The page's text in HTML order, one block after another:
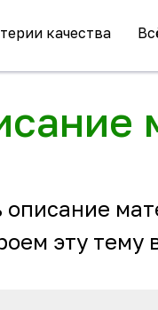
качества
эту тему